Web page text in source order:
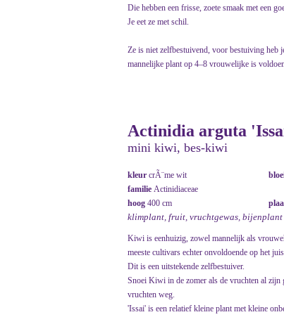
Die hebben een frisse, zoete smaak met een
Je eet ze met schil.
Ze is niet zelfbestuivend, voor bestuiving heb
mannelijke plant op 4–8 vrouwelijke is
Actinidia arguta
mini kiwi, bes-kiwi
kleur crÃ¨me wit
familie Actinidiaceae
hoog 400 cm
klimplant, fruit, vruchtgewas, bijenplant
Kiwi is eenhuizig, zowel mannelijk als
meeste cultivars echter onvoldoende op het
Dit is een uitstekende zelfbestuiver.
Snoei Kiwi in de zomer als de vruchten al zijn
vruchten weg.
'Issai' is een relatief kleine plant met kleine